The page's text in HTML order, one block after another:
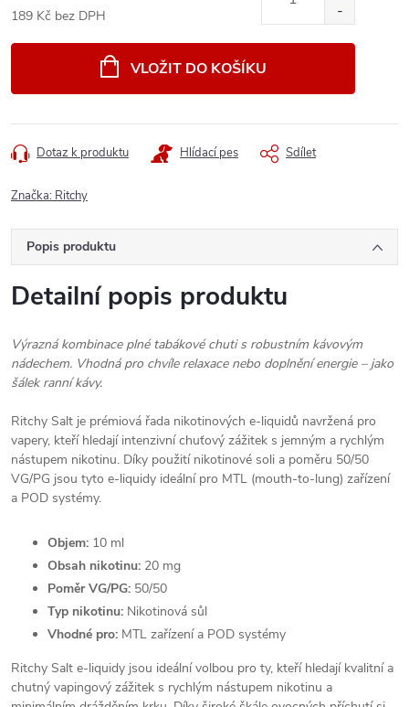
189 Kč bez DPH
VLOŽIT DO KOŠÍKU
Dotaz k produktu Hlídací pes Sdílet
Značka: Ritchy
Popis produktu
Detailní popis produktu
Výrazná kombinace plné tabákové chuti s robustním kávovým
nádechem. Vhodná pro chvíle relaxace nebo doplnění energie – jako
šálek ranní kávy.
Ritchy Salt je prémiová řada nikotinových e-liquidů navržená pro
vapery, kteří hledají intenzivní chuťový zážitek s jemným a rychlým
nástupem nikotinu. Díky použití nikotinové soli a poměru 50/50
VG/PG jsou tyto e-liquidy ideální pro MTL (mouth-to-lung) zařízení
a POD systémy.​​
Objem: 10 ml
Obsah nikotinu: 20 mg
Poměr VG/PG: 50/50
Typ nikotinu: Nikotinová sůl
Vhodné pro: MTL zařízení a POD systémy​
Ritchy Salt e-liquidy jsou ideální volbou pro ty, kteří hledají kvalitní a
chutný vapingový zážitek s rychlým nástupem nikotinu a